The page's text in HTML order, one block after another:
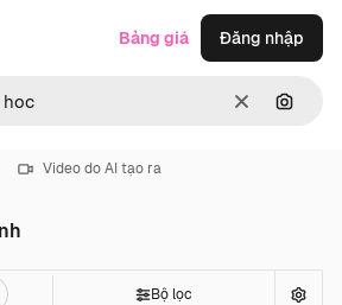
ThôngTìm
Bảng giá Đăng nhập
Video do AI tạo ra
Bộ lọc